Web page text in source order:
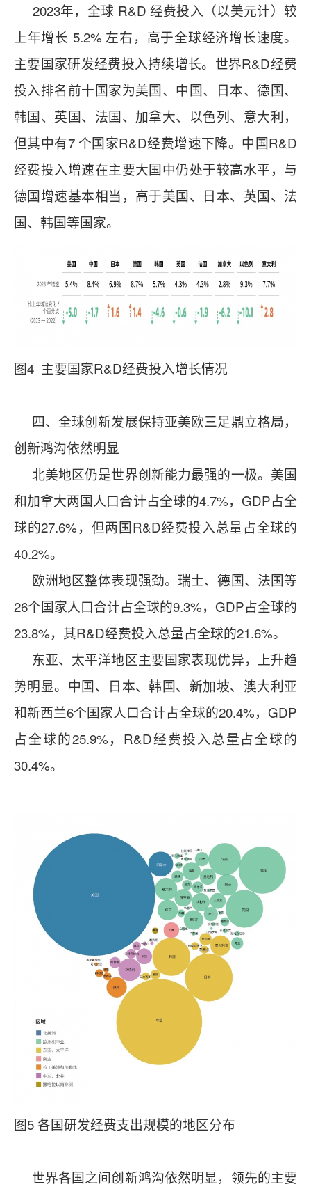
2023年，全球 R&D 经费投入（以美元计）较
上年增长 5.2% 左右，高于全球经济增长速度。
主要国家研发经费投入持续增长。世界R&D经费
投入排名前十国家为美国、中国、日本、德国、
韩国、英国、法国、加拿大、以色列、意大利，
但其中有7 个国家R&D经费增速下降。中国R&D
经费投入增速在主要大国中仍处于较高水平，与
德国增速基本相当，高于美国、日本、英国、法
国、韩国等国家。
图4 主要国家R&D经费投入增长情况
四、全球创新发展保持亚美欧三足鼎立格局，
创新鸿沟依然明显
北美地区仍是世界创新能力最强的一极。美国
和加拿大两国人口合计占全球的4.7%，GDP占全
球的27.6%，但两国R&D经费投入总量占全球的
40.2%。
欧洲地区整体表现强劲。瑞士、德国、法国等
26个国家人口合计占全球的9.3%，GDP占全球的
23.8%，其R&D经费投入总量占全球的21.6%。
东亚、太平洋地区主要国家表现优异，上升趋
势明显。中国、日本、韩国、新加坡、澳大利亚
和新西兰6个国家人口合计占全球的20.4%，GDP
占全球的25.9%，R&D经费投入总量占全球的
30.4%。
图5 各国研发经费支出规模的地区分布
世界各国之间创新鸿沟依然明显，领先的主要